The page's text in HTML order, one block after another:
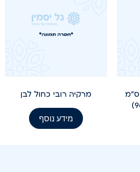
צלחת זן סהרה 19.5 ס"מ
מרקיה רובי כחול לבן
מידע נוסף